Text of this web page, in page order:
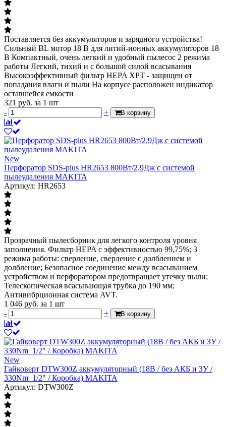
Поставляется без аккумуляторов и зарядного устройства!
Сильный BL мотор 18 В для литий-ионных аккумуляторов 18
В Компактный, очень легкий и удобный пылесос 2 режима
работы Легкий, тихий и с большой силой всасывания
Высокоэффективный фильтр HEPA XPT - защищен от
попадания влаги и пыли На корпусе расположен индикатор
оставшейся емкости
321 руб. за 1 шт
-
+ В корзину
New
Перфоратор SDS-plus HR2653 800Вт/2,9Дж с системой
пылеудаления MAKITA
Артикул: HR2653
Прозрачный пылесборник для легкого контроля уровня
заполнения. Фильтр HEPA с эффективностью 99,75%; 3
режима работы: сверление, сверление с долблением и
долбление; Безопасное соединение между всасыванием
устройством и перфоратором предотвращает утечку пыли;
Телескопическая всасывающая трубка до 190 мм;
Антивибрционная система AVT.
1 046 руб. за 1 шт
-
+ В корзину
New
Гайковерт DTW300Z аккумуляторный (18В / без АКБ и ЗУ /
330Nm_1/2" / Коробка) MAKITA
Артикул: DTW300Z